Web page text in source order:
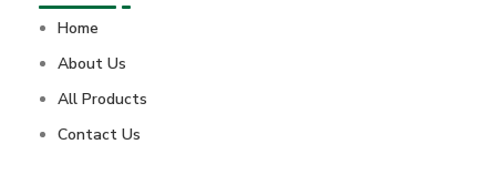
Home
About Us
All Products
Contact Us